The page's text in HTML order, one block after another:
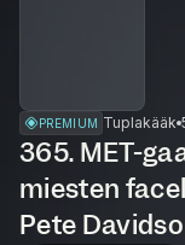
PREMIUM Tuplakääk
365. MET-
miesten
Pete